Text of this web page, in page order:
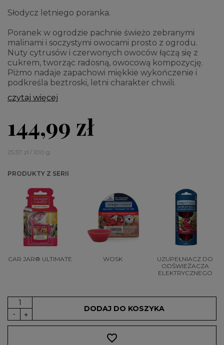
Słodycz letniego poranka.
Poranek w ogrodzie pachnie świeżo zebranymi
malinami i soczystymi owocami prosto z ogrodu.
Nuty cytrusów i czerwonych owoców łączą się z
cukrem, tworząc radosną, owocową kompozycję.
Piżmo nadaje zapachowi miękkie wykończenie i
podkreśla beztroski, letni charakter chwili.
czytaj więcej
144,99 zł
25,57 zł / 100 g
PRODUKTY Z SERII
CAR JAR® ULTIMATE WOSK
UZUPEŁNIACZ DO
ODŚWIEŻACZA
ELEKTRYCZNEGO
DODAJ DO KOSZYKA
favorite_border